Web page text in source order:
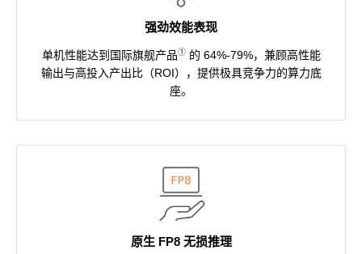
强劲效能表现
单机性能达到国际旗舰产品①的 64%-79%，兼顾高性能
输出与高投入产出比（ROI），提供极具竞争力的算力底
座。
原生 FP8 无损推理